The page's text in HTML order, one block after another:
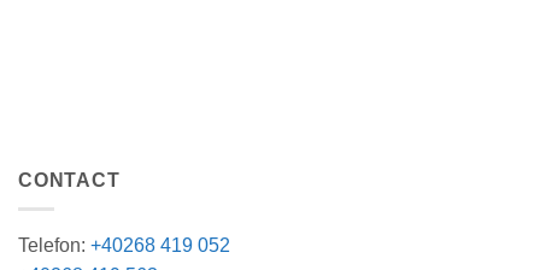
CONTACT
Telefon: +40268 419 052